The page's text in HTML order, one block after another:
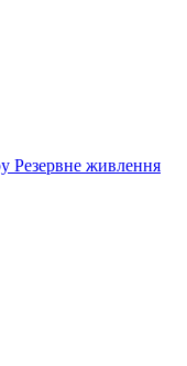
Резервне живлення